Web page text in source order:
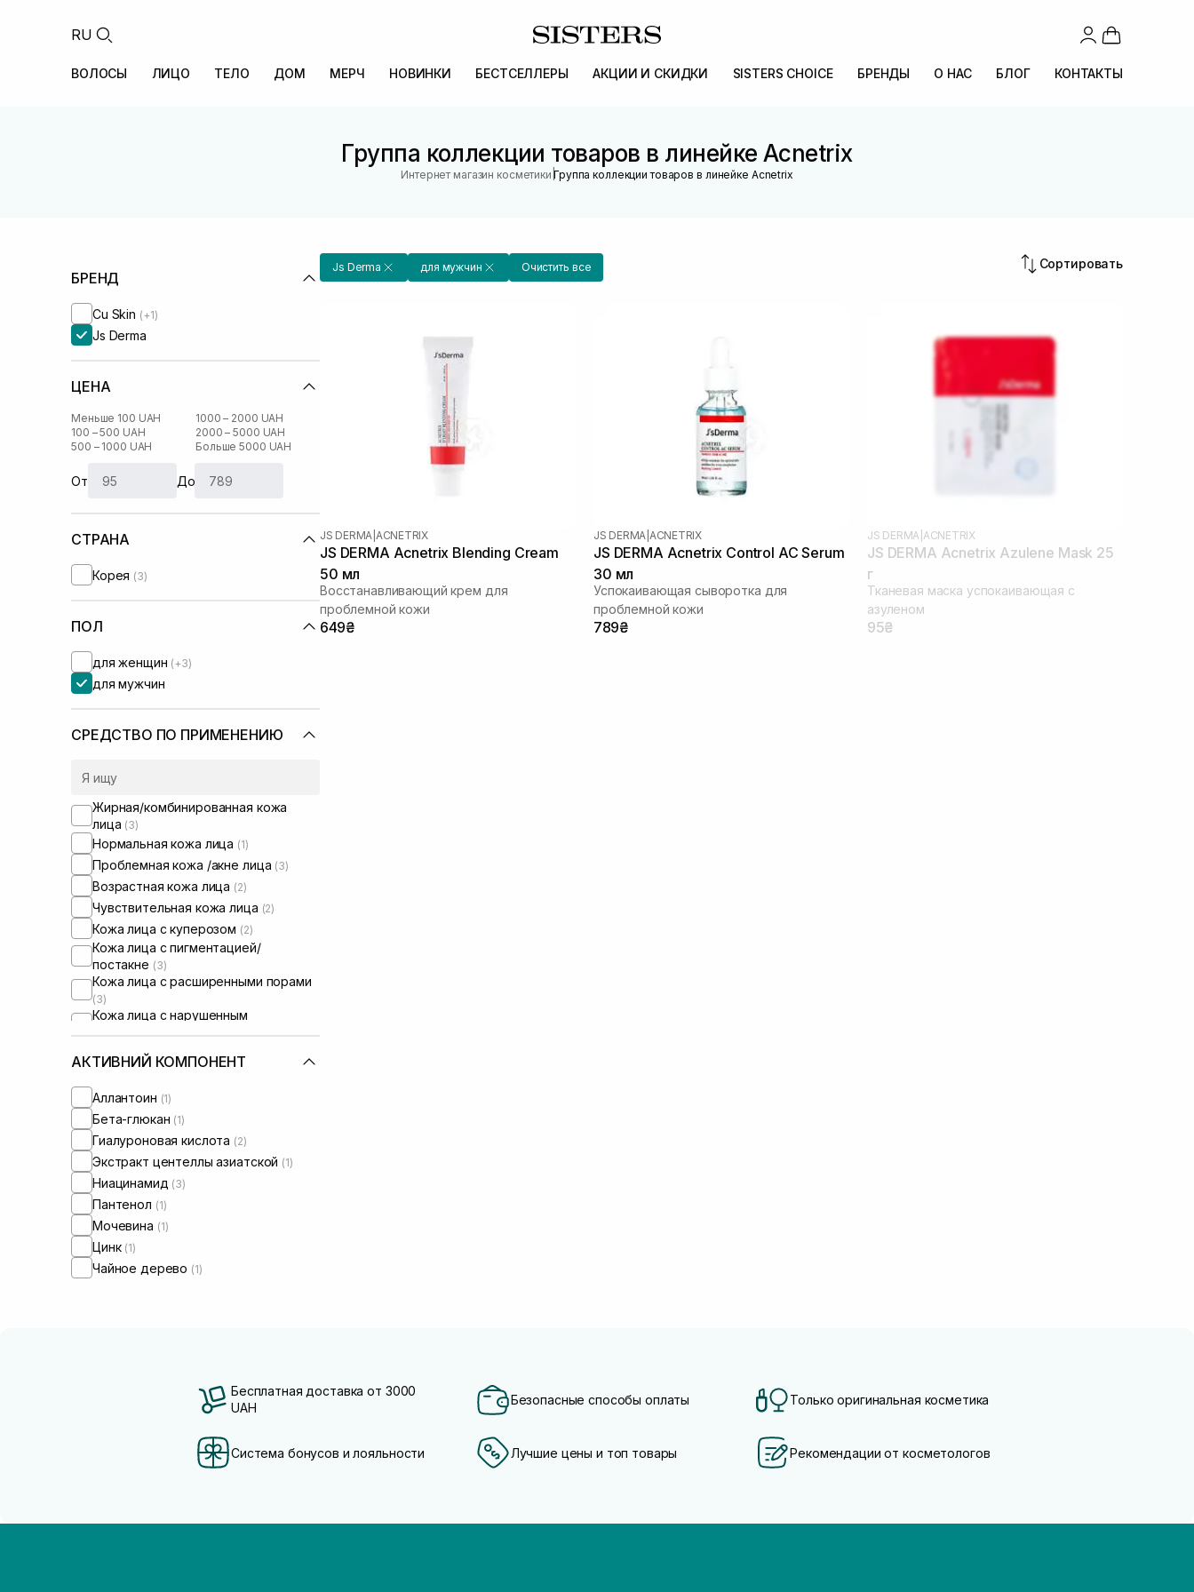
RU
ВОЛОСЫ ЛИЦО ТЕЛО ДОМ МЕРЧ НОВИНКИ БЕСТСЕЛЛЕРЫ АКЦИИ И СКИДКИ SISTERS CHOICE БРЕНДЫ О НАС БЛОГ КОНТАКТЫ
Группа коллекции товаров в линейке Acnetrix
Интернет магазин косметики |Группа коллекции товаров в линейке Acnetrix
БРЕНД
Cu Skin (+1)
Js Derma
ЦЕНА
Меньше 100 UAH
100 – 500 UAH
500 – 1000 UAH
1000 – 2000 UAH
2000 – 5000 UAH
Больше 5000 UAH
От До
СТРАНА
Корея (3)
ПОЛ
для женщин (+3)
для мужчин
СРЕДСТВО ПО ПРИМЕНЕНИЮ
Жирная/комбинированная кожа
лица (3)
Нормальная кожа лица (1)
Проблемная кожа /акне лица (3)
Возрастная кожа лица (2)
Чувствительная кожа лица (2)
Кожа лица с куперозом (2)
Кожа лица с пигментацией/
постакне (3)
Кожа лица с расширенными порами
(3)
Кожа лица с нарушенным
барьером(2)
микробиомом(1)
АКТИВНИЙ КОМПОНЕНТ
Аллантоин (1)
Бета-глюкан (1)
Гиалуроновая кислота (2)
Экстракт центеллы азиатской (1)
Ниацинамид (3)
Пантенол (1)
Мочевина (1)
Цинк (1)
Чайное дерево (1)
Js Derma для мужчин Очистить все Сортировать
JS DERMA ACNETRIX
JS DERMA Acnetrix Blending Cream
50 мл
Восстанавливающий крем для
проблемной кожи
649₴
JS DERMA ACNETRIX
JS DERMA Acnetrix Control AC Serum
30 мл
Успокаивающая сыворотка для
проблемной кожи
789₴
JS DERMA ACNETRIX
JS DERMA Acnetrix Azulene Mask 25
г
Тканевая маска успокаивающая с
азуленом
95₴
Бесплатная доставка от 3000
UAH
Безопасные способы оплаты Только оригинальная косметика
Система бонусов и лояльности Лучшие цены и топ товары Рекомендации от косметологов